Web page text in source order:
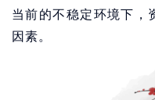
当前的不稳定环境下，
因素。